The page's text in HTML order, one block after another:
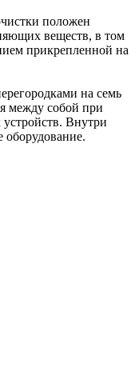
положен
веществ, в том
прикрепленной на
на семь
между собой при
Внутри
оборудование.